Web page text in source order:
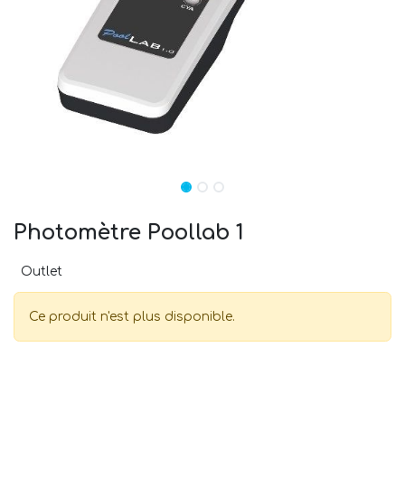
Photomètre Poollab 1
Outlet
Ce produit n'est plus disponible.